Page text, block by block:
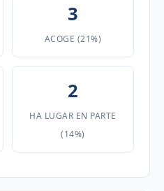
3
ACOGE (21%)
2
HA LUGAR EN PARTE
(14%)